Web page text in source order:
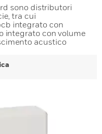
sono distributori
tra cui
integrato con
integrato con volume
acustico